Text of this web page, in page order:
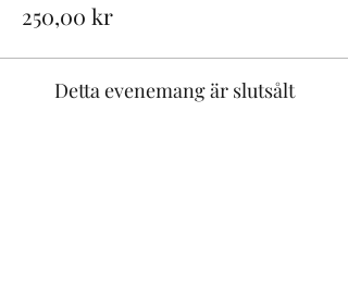
250,00 kr
Detta evenemang är slutsålt